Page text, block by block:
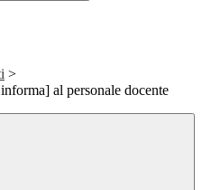
>
al personale docente